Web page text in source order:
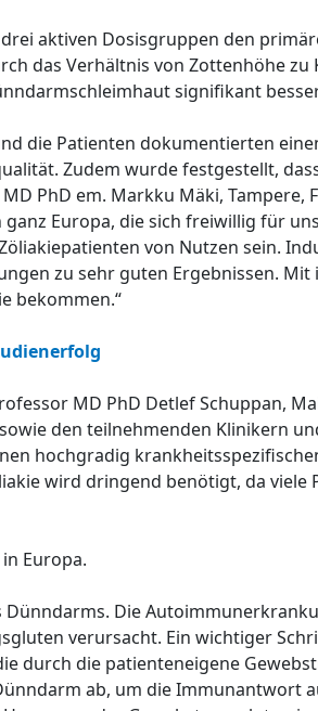
aktiven Dosisgruppen den
das Verhältnis von Zottenhöhe
signifikant
die Patienten dokumentierten
Zudem wurde festgestellt,
PhD em. Markku Mäki, Tampere,
Europa, die sich freiwillig für
von Nutzen sein.
zu sehr guten Ergebnissen.
bekommen.“
MD PhD Detlef Schuppan,
den teilnehmenden Klinikern
hochgradig
wird dringend benötigt, da
Europa.
Die
verursacht. Ein wichtiger
durch die patienteneigene
ab, um die Immunantwort